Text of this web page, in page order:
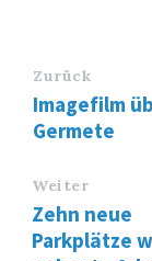
Zurück
Imagefilm
Germete
Weiter
Zehn neue
Parkplätze